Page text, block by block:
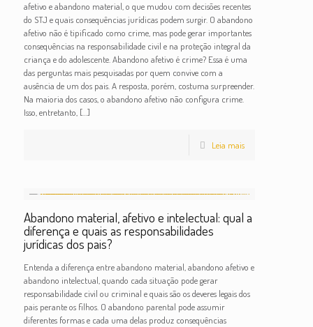
afetivo e abandono material, o que mudou com decisões recentes
do STJ e quais consequências jurídicas podem surgir. O abandono
afetivo não é tipificado como crime, mas pode gerar importantes
consequências na responsabilidade civil e na proteção integral da
criança e do adolescente. Abandono afetivo é crime? Essa é uma
das perguntas mais pesquisadas por quem convive com a
ausência de um dos pais. A resposta, porém, costuma surpreender.
Na maioria dos casos, o abandono afetivo não configura crime.
Isso, entretanto, […]
Leia mais
Abandono material, afetivo e intelectual: qual a
diferença e quais as responsabilidades
jurídicas dos pais?
Entenda a diferença entre abandono material, abandono afetivo e
abandono intelectual, quando cada situação pode gerar
responsabilidade civil ou criminal e quais são os deveres legais dos
pais perante os filhos. O abandono parental pode assumir
diferentes formas e cada uma delas produz consequências